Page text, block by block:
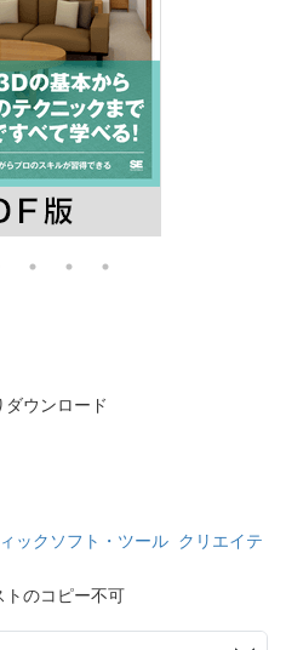
ウンロード
ックソフト・ツール クリエイテ
トのコピー不可